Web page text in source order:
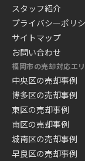
スタッフ紹介
プライバシーポリ
サイトマップ
お問い合わせ
福岡市の売却対応エ
中央区の売却事例
博多区の売却事例
東区の売却事例
南区の売却事例
城南区の売却事例
早良区の売却事例